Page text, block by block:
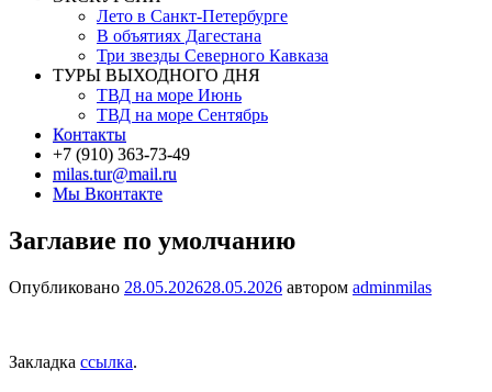
Лето в Санкт-Петербурге
В объятиях Дагестана
Три звезды Северного Кавказа
ТУРЫ ВЫХОДНОГО ДНЯ
ТВД на море Июнь
ТВД на море Сентябрь
Контакты
+7 (910) 363-73-49
milas.tur@mail.ru
Мы Вконтакте
Заглавие по умолчанию
Опубликовано 28.05.202628.05.2026 автором adminmilas
Закладка ссылка.